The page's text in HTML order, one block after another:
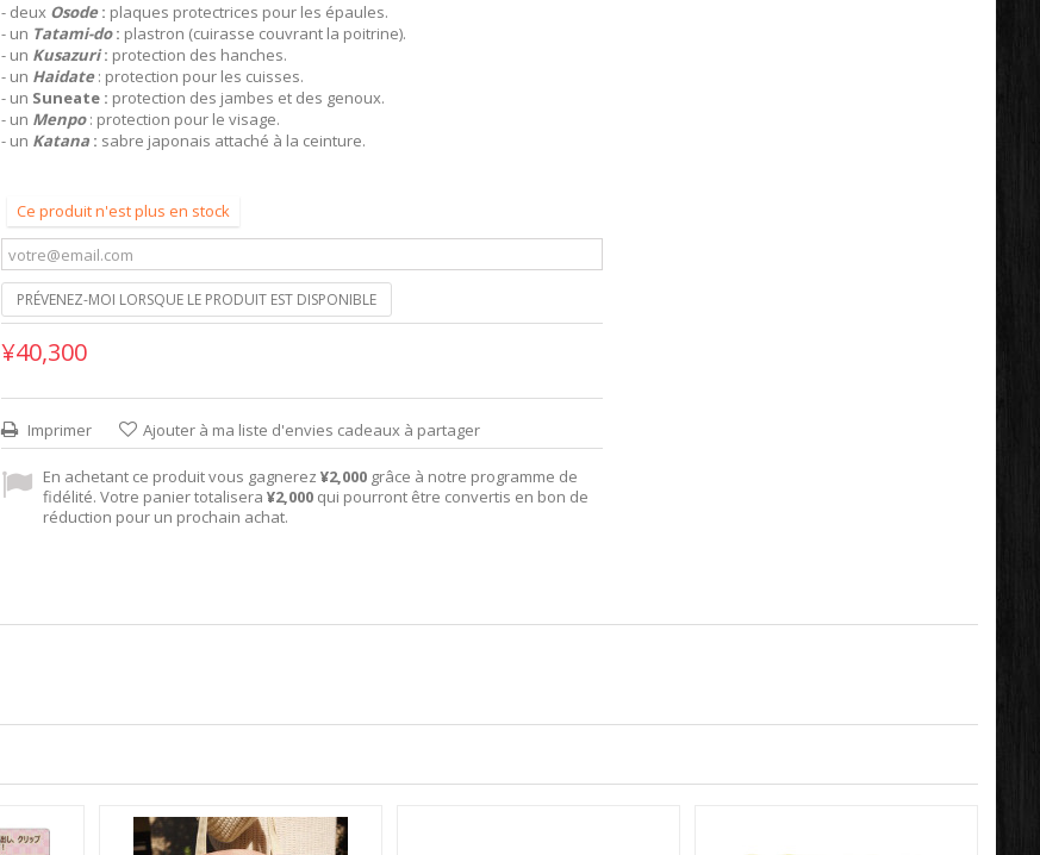
- deux Osode: plaques protectrices pour les épaules.
- un Tatami-do: plastron (cuirasse couvrant la poitrine).
- un Kusazuri: protection des hanches.
- un Haidate: protection pour les cuisses.
- un Suneate : protection des jambes et des genoux.
- un Menpo: protection pour le visage.
- un Katana: sabre japonais attaché à la ceinture.
Ce produit n'est plus en stock
PRÉVENEZ-MOI LORSQUE LE PRODUIT EST DISPONIBLE
¥40,300
Imprimer Ajouter à ma liste d'envies cadeaux à partager
En achetant ce produit vous gagnerez ¥2,000grâce à notre programme de
fidélité. Votre panier totalisera ¥2,000qui pourront être convertis en bon de
réduction pour un prochain achat.